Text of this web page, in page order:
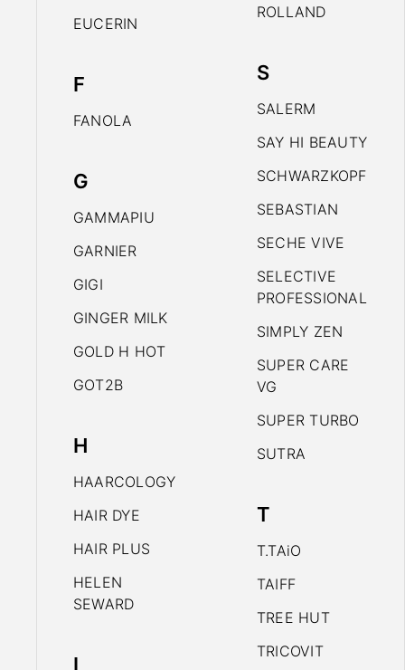
EUCERIN
F
FANOLA
G
GAMMAPIU
GARNIER
GIGI
GINGER MILK
GOLD H HOT
GOT2B
H
HAARCOLOGY
HAIR DYE
HAIR PLUS
HELEN
SEWARD
I
ROLLAND
S
SALERM
SAY HI BEAUTY
SCHWARZKOPF
SEBASTIAN
SECHE VIVE
SELECTIVE
PROFESSIONAL
SIMPLY ZEN
SUPER CARE
VG
SUPER TURBO
SUTRA
T
T.TAiO
TAIFF
TREE HUT
TRICOVIT